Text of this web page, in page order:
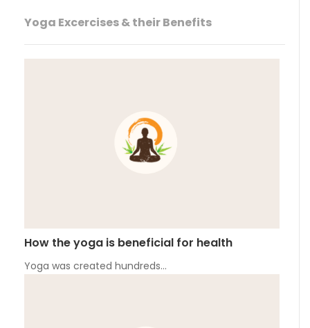
Yoga Excercises & their Benefits
How the yoga is beneficial for health
Yoga was created hundreds…